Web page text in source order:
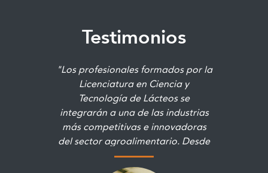
Testimonios
"Los profesionales formados por la
Licenciatura en Ciencia y
Tecnología de Lácteos se
integrarán a una de las industrias
más competitivas e innovadoras
del sector agroalimentario. Desde
el equipo nos encontramos
comprometidos con la formación